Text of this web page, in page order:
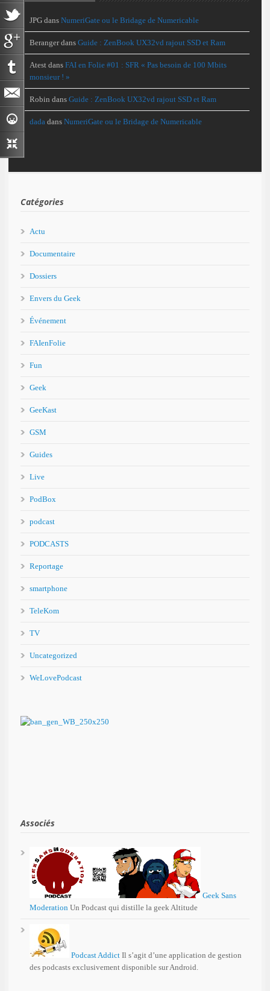
JPG dans NumeriGate ou le Bridage de Numericable
Berangerdans Guide : ZenBook UX32vd rajout SSD et Ram
Atest dans FAI en Folie #01 : SFR « Pas besoin de 100 Mbits
monsieur ! »
Robin dans Guide : ZenBook UX32vd rajout SSD et Ram
dada dans NumeriGate ou le Bridage de Numericable
Catégories
Actu
Documentaire
Dossiers
Envers du Geek
Événement
FAIenFolie
Fun
Geek
GeeKast
GSM
Guides
Live
PodBox
podcast
PODCASTS
Reportage
smartphone
TeleKom
TV
Uncategorized
WeLovePodcast
Associés
Geek Sans
Moderation Un Podcast qui distille la geek Altitude
Podcast Addict Il s’agit d’une application de gestion
des podcasts exclusivement disponible sur Android.